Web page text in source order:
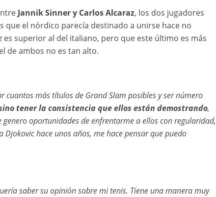
Jannik Sinner y Carlos Alcaraz, los dos jugadores
que el nórdico parecía destinado a unirse hace no
es superior al del italiano, pero que este último es más
de ambos no es tan alto.
más títulos de Grand Slam posibles y ser número
tener la consistencia que ellos están demostrando,
oportunidades de enfrentarme a ellos con regularidad,
hace unos años, me hace pensar que puedo
saber su opinión sobre mi tenis. Tiene una manera muy